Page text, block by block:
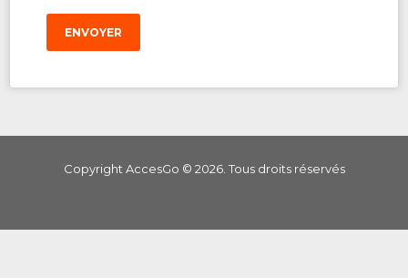
ENVOYER
Copyright AccesGo © 2026. Tous droits réservés